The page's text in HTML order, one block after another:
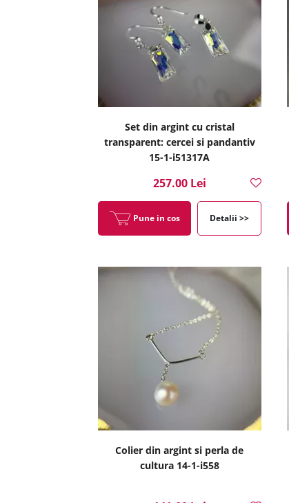
Set din argint cu cristal
transparent: cercei si pandantiv
15-1-i51317A
257.00 Lei
Pune in cos Detalii >>
Colier din argint si perla de
cultura 14-1-i558